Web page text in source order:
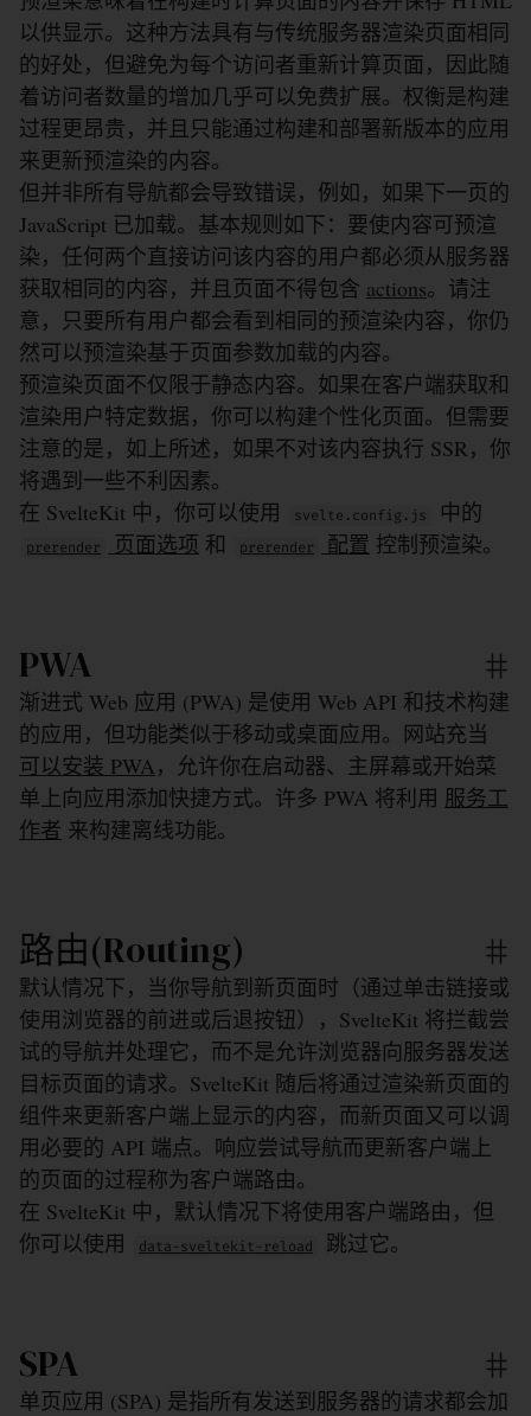
以供显示。这种方法具有与传统服务器渲染页面相同
的好处，但避免为每个访问者重新计算页面，因此随
着访问者数量的增加几乎可以免费扩展。权衡是构建
过程更昂贵，并且只能通过构建和部署新版本的应用
来更新预渲染的内容。
但并非所有导航都会导致错误，例如，如果下一页的
JavaScript 已加载。基本规则如下：要使内容可预渲
染，任何两个直接访问该内容的用户都必须从服务器
获取相同的内容，并且页面不得包含 actions。请注
意，只要所有用户都会看到相同的预渲染内容，你仍
然可以预渲染基于页面参数加载的内容。
预渲染页面不仅限于静态内容。如果在客户端获取和
渲染用户特定数据，你可以构建个性化页面。但需要
注意的是，如上所述，如果不对该内容执行 SSR，你
将遇到一些不利因素。
在 SvelteKit 中，你可以使用
svelte.config.js 中的
prerender 页面选项 和 prerender 配置 控制预渲染。
PWA
渐进式 Web 应用 (PWA) 是使用 Web API 和技术构建
的应用，但功能类似于移动或桌面应用。网站充当
可以安装 PWA，允许你在启动器、主屏幕或开始菜
单上向应用添加快捷方式。许多 PWA 将利用 服务工
作者 来构建离线功能。
路由(Routing)
默认情况下，当你导航到新页面时（通过单击链接或
使用浏览器的前进或后退按钮），SvelteKit 将拦截尝
试的导航并处理它，而不是允许浏览器向服务器发送
目标页面的请求。SvelteKit 随后将通过渲染新页面的
组件来更新客户端上显示的内容，而新页面又可以调
用必要的 API 端点。响应尝试导航而更新客​​户端上
的页面的过程称为客户端路由。
在 SvelteKit 中，默认情况下将使用客户端路由，但
你可以使用
data-sveltekit-reload 跳过它。
SPA
单页应用 (SPA) 是指所有发送到服务器的请求都会加